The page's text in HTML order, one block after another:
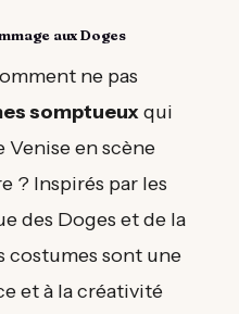
aux Doges
ne pas
somptueuxqui
en scène
? Inspirés par les
des Doges et de la
costumes sont une
et à la créativité